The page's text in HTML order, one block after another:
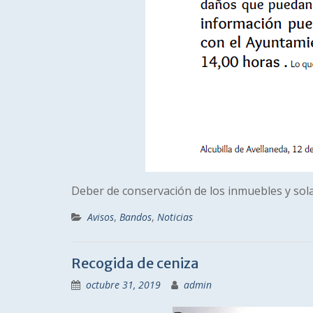
Deber de conservación de los inmuebles y
Avisos, Bandos, Noticias
Recogida de ceniza
octubre 31, 2019 admin